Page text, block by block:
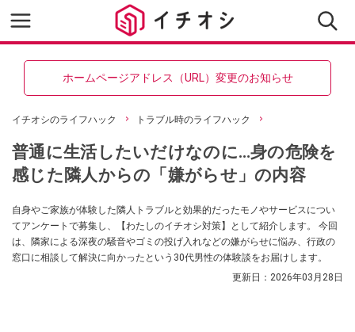
ホームページアドレス（URL）変更のお知らせ
イチオシのライフハック トラブル時のライフハック
普通に生活したいだけなのに…身の危険を
感じた隣人からの「嫌がらせ」の内容
自身やご家族が体験した隣人トラブルと効果的だったモノやサービスについ
てアンケートで募集し、【わたしのイチオシ対策】として紹介します。 今回
は、隣家による深夜の騒音やゴミの投げ入れなどの嫌がらせに悩み、行政の
窓口に相談して解決に向かったという30代男性の体験談をお届けします。
更新日： 2026年03月28日